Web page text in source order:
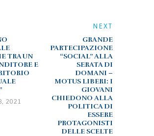
TRA UN
E
2021
NEXT
GRANDE
PARTECIPAZIONE
“SOCIAL” ALLA
SERATA DI
DOMANI –
MOTUS LIBERI: I
GIOVANI
CHIEDONO ALLA
POLITICA DI
ESSERE
PROTAGONISTI
DELLE SCELTE